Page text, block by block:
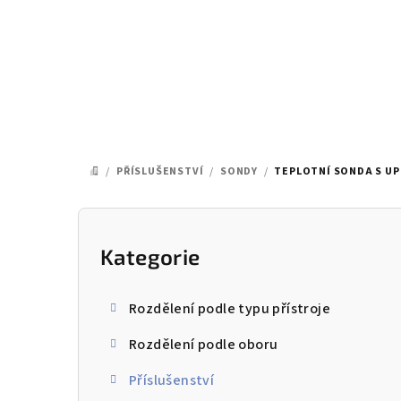
DOMŮ
/ PŘÍSLUŠENSTVÍ / SONDY / TEPLOTNÍ SONDA S
P
Přeskočit
kategorie
Kategorie
Rozdělení podle typu přístroje
Rozdělení podle oboru
Příslušenství